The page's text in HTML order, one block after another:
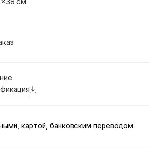
картой, банковским переводом